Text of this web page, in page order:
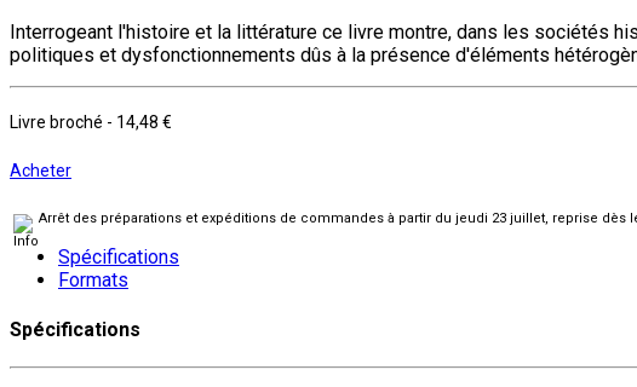
Interrogeant l'histoire et la littérature ce livre montre, dans les sociétés
politiques et dysfonctionnements dûs à la présence d'éléments
Livre broché - 14,48 €
Acheter
Arrêt des préparations et expéditions de commandes à partir du jeudi 23 juillet, reprise dès
Spécifications
Formats
Spécifications